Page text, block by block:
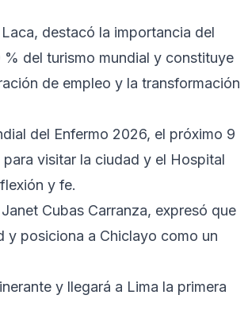
destacó la importancia del
del turismo mundial y constituye
de empleo y la transformación
del Enfermo 2026, el próximo 9
visitar la ciudad y el Hospital
y fe.
Cubas Carranza, expresó que
y posiciona a Chiclayo como un
y llegará a Lima la primera